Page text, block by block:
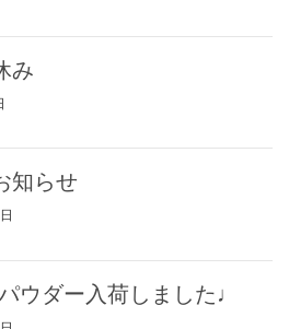
み
知らせ
ウダー入荷しました♩